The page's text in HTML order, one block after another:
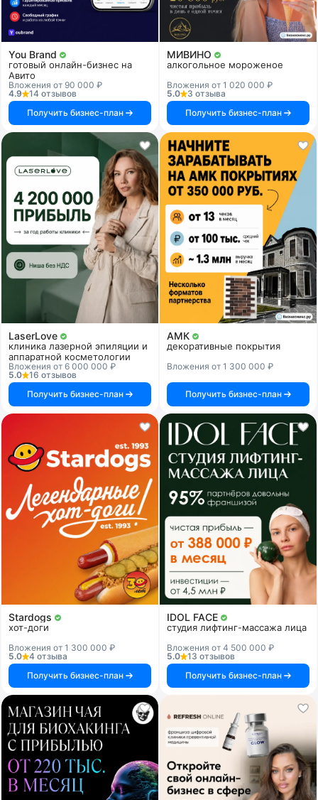
You Brand
готовый онлайн-бизнес на
Авито
Вложения от 90 000 ₽
4.9
14 отзывов
Получить бизнес-план
МИВИНО
алкогольное мороженое
Вложения от 1 020 000 ₽
5.0
3 отзыва
Получить бизнес-план
LaserLove
клиника лазерной эпиляции и
аппаратной косметологии
Вложения от 6 000 000 ₽
5.0
16 отзывов
Получить бизнес-план
АМК
декоративные покрытия
Вложения от 1 300 000 ₽
Получить бизнес-план
Stardogs
хот-доги
Вложения от 1 300 000 ₽
5.0
4 отзыва
Получить бизнес-план
IDOL FACE
студия лифтинг-массажа лица
Вложения от 4 500 000 ₽
5.0
13 отзывов
Получить бизнес-план